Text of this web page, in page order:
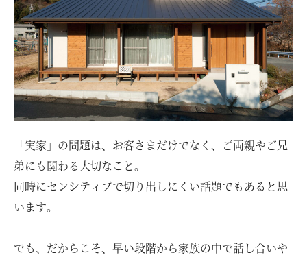
「実家」の問題は、お客さまだけでなく、ご両親やご兄
弟にも関わる大切なこと。
同時にセンシティブで切り出しにくい話題でもあると思
います。
でも、だからこそ、早い段階から家族の中で話し合いや